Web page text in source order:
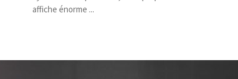
affiche énorme ...